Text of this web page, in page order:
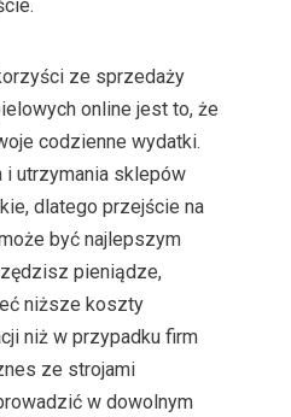
ze sprzedaży
online jest to, że
codzienne wydatki.
i utrzymania sklepów
dlatego przejście na
być najlepszym
pieniądze,
niższe koszty
niż w przypadku firm
ze strojami
w dowolnym